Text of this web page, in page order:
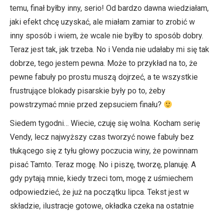
temu, finał byłby inny, serio! Od bardzo dawna wiedziałam,
jaki efekt chcę uzyskać, ale miałam zamiar to zrobić w
inny sposób i wiem, że wcale nie byłby to sposób dobry.
Teraz jest tak, jak trzeba. No i Venda nie udałaby mi się tak
dobrze, tego jestem pewna. Może to przykład na to, że
pewne fabuły po prostu muszą dojrzeć, a te wszystkie
frustrujące blokady pisarskie były po to, żeby
powstrzymać mnie przed zepsuciem finału?
Siedem tygodni… Wiecie, czuję się wolna. Kocham serię
Vendy, lecz najwyższy czas tworzyć nowe fabuły bez
tłukącego się z tyłu głowy poczucia winy, że powinnam
pisać Tamto. Teraz mogę. No i piszę, tworzę, planuję. A
gdy pytają mnie, kiedy trzeci tom, mogę z uśmiechem
odpowiedzieć, że już na początku lipca. Tekst jest w
składzie, ilustracje gotowe, okładka czeka na ostatnie